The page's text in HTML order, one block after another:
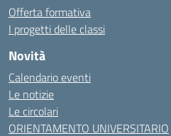
Offerta formativa
I progetti delle classi
Novità
Calendario eventi
Le notizie
Le circolari
ORIENTAMENTO UNIVERSITARIO